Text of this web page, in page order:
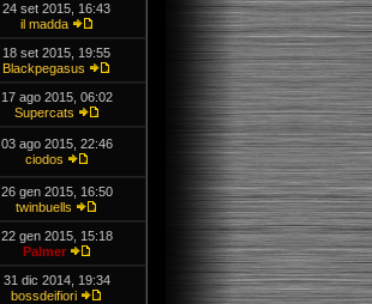
24 set 2015, 16:43
il madda
18 set 2015, 19:55
Blackpegasus
17 ago 2015, 06:02
Supercats
03 ago 2015, 22:46
ciodos
26 gen 2015, 16:50
twinbuells
22 gen 2015, 15:18
Palmer
31 dic 2014, 19:34
bossdeifiori